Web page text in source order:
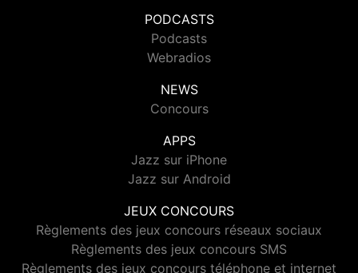
PODCASTS
Podcasts
Webradios
NEWS
Concours
APPS
Jazz sur iPhone
Jazz sur Android
JEUX CONCOURS
Règlements des jeux concours réseaux sociaux
Règlements des jeux concours SMS
Règlements des jeux concours téléphone et internet